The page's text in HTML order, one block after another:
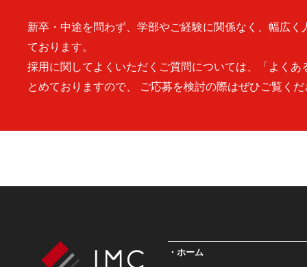
新卒・中途を問わず、学部やご経験に関係なく、幅広く
ております。
採用に関してよくいただくご質問については、「よくあ
とめておりますので、 ご応募を検討の際はぜひご覧く
ホーム